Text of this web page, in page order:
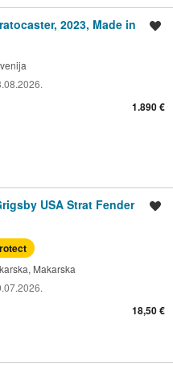
2023, Made in
1.890 €
USA Strat Fender
Makarska
18,50 €